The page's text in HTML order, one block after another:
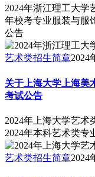
2024年浙江理工大学
年校考专业服装与服
公告
艺术类招生简章2024
关于上海大学上海美
考试公告
2024年上海大学艺术
2024年本科艺术类专
艺术类招生简章2024